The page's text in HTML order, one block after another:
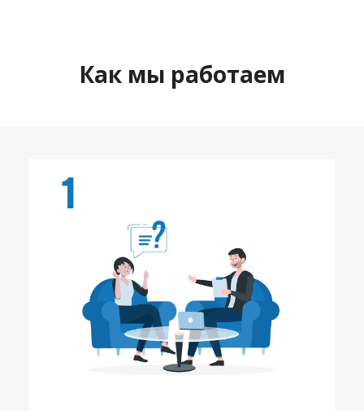
Как мы работаем
1